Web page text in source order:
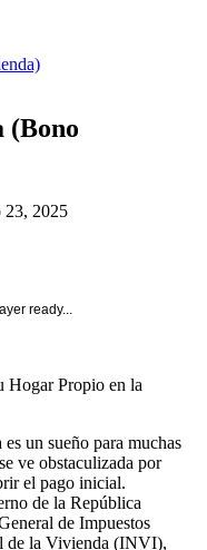
(Bono
23, 2025
ready...
Hogar Propio en la
un sueño para muchas
ve obstaculizada por
el pago inicial.
de la República
de Impuestos
de la Vivienda (INVI),